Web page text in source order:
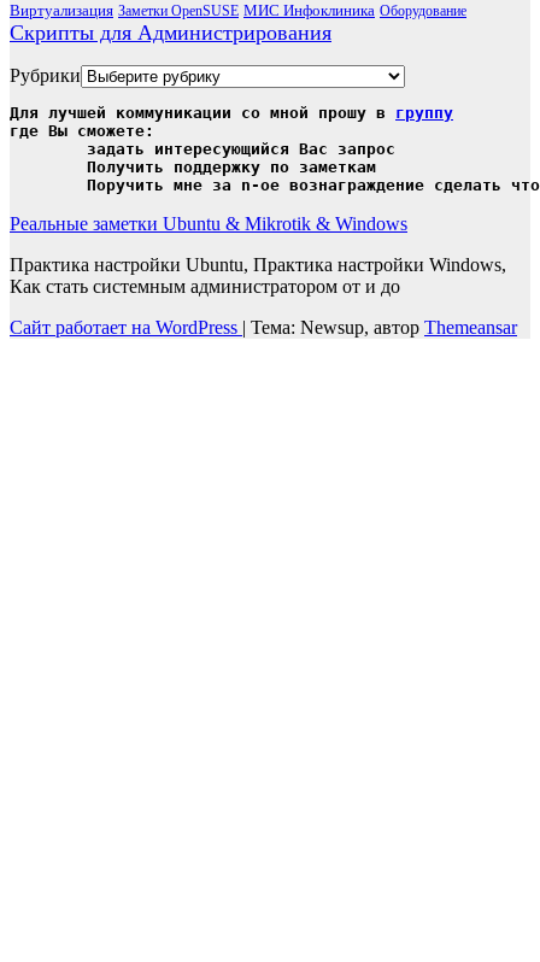
Виртуализация Заметки OpenSUSE МИС Инфоклиника Оборудование
Скрипты для Администрирования
Рубрики
Для лучшей коммуникации со мной прошу в группу
где Вы сможете:
Поручить мне за n-ое вознаграждение сделать
Реальные заметки Ubuntu & Mikrotik & Windows
Практика настройки Ubuntu, Практика настройки Windows,
Как стать системным администратором от и до
Сайт работает на WordPress | Тема: Newsup, автор Themeansar